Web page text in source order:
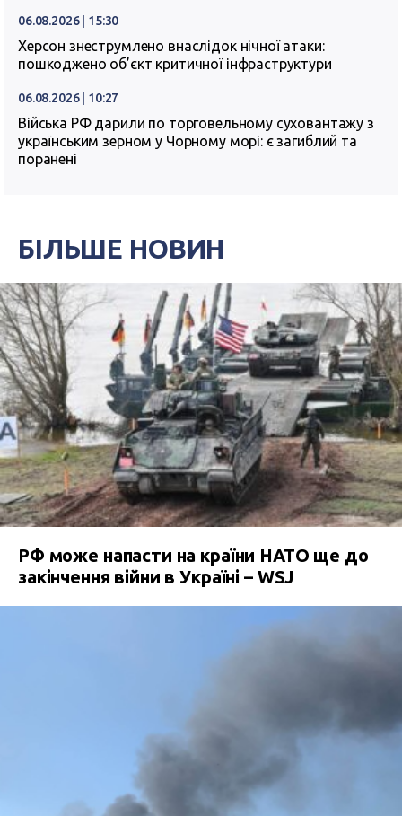
06.08.2026 | 15:30
Херсон знеструмлено внаслідок нічної атаки:
пошкоджено об’єкт критичної інфраструктури
06.08.2026 | 10:27
Війська РФ дарили по торговельному суховантажу з
українським зерном у Чорному морі: є загиблий та
поранені
БІЛЬШЕ НОВИН
РФ може напасти на країни НАТО ще до
закінчення війни в Україні – WSJ